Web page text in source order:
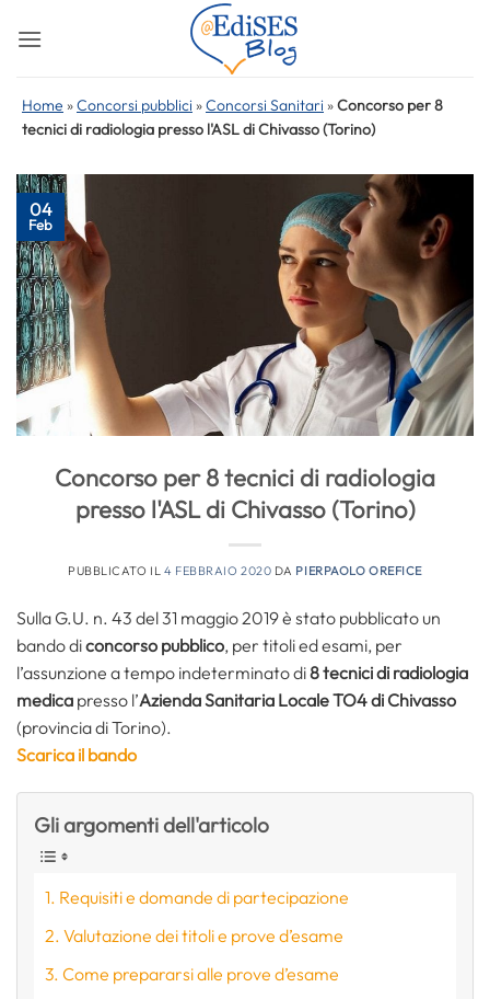
Home »Concorsi pubblici »Concorsi Sanitari »Concorso per 8
tecnici di radiologia presso l'ASL di Chivasso (Torino)
04
Feb
Concorso per 8 tecnici di radiologia
presso l'ASL di Chivasso (Torino)
PUBBLICATO IL 4 FEBBRAIO 2020 DA PIERPAOLO OREFICE
Sulla G.U. n. 43 del 31 maggio 2019 è stato pubblicato un
bando diconcorso pubblico, per titoli ed esami, per
l’assunzione a tempo indeterminato di8 tecnici di radiologia
medica presso l’Azienda Sanitaria Locale TO4 di Chivasso
(provincia di Torino).
Scarica il bando
Gli argomenti dell'articolo
Requisiti e domande di partecipazione
Valutazione dei titoli e prove d’esame
Come prepararsi alle prove d’esame